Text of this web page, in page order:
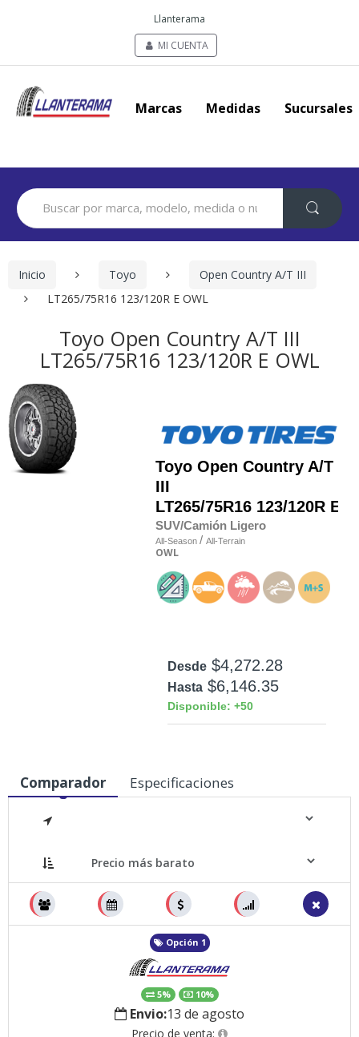
Llanterama
MI CUENTA
Marcas Medidas Sucursales
Search
for:
Inicio Toyo
Open Country A/T III
LT265/75R16 123/120R E OWL
Toyo Open Country A/T III
LT265/75R16 123/120R E OWL
Toyo Open Country A/T
III
LT265/75R16 123/120R E
SUV/Camión Ligero
All-Season / All-Terrain
OWL
Desde $4,272.28
Hasta $6,146.35
Disponible: +50
Medidas
Comparador Especificaciones
Opción 1
5% 10%
Envio:13 de agosto
Precio de venta: